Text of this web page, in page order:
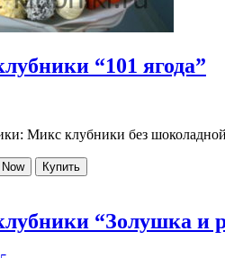
“101 ягода”
Микс клубники без
Купить
“Золушка и